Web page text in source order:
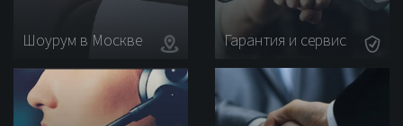
Шоурум в Москве Гарантия и сервис